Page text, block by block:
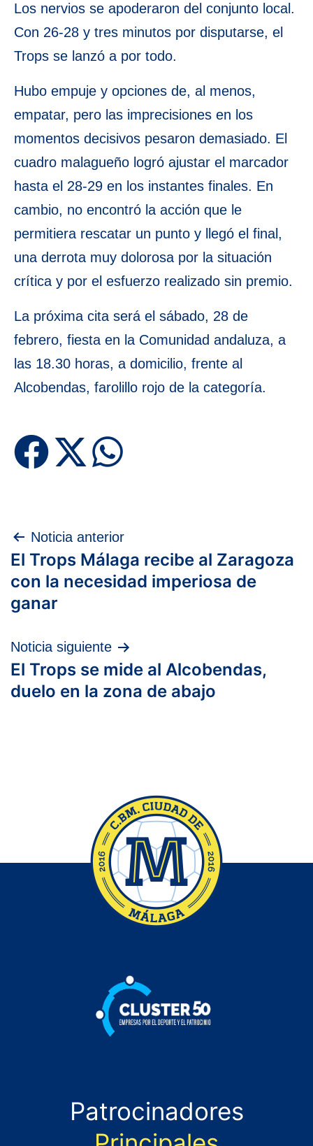
Los nervios se apoderaron del conjunto local.
Con 26-28 y tres minutos por disputarse, el
Trops se lanzó a por todo.
Hubo empuje y opciones de, al menos,
empatar, pero las imprecisiones en los
momentos decisivos pesaron demasiado. El
cuadro malagueño logró ajustar el marcador
hasta el 28-29 en los instantes finales. En
cambio, no encontró la acción que le
permitiera rescatar un punto y llegó el final,
una derrota muy dolorosa por la situación
crítica y por el esfuerzo realizado sin premio.
La próxima cita será el sábado, 28 de
febrero, fiesta en la Comunidad andaluza, a
las 18.30 horas, a domicilio, frente al
Alcobendas, farolillo rojo de la categoría.
Navegación
de
entradas
Noticia anterior
El Trops Málaga recibe al Zaragoza
con la necesidad imperiosa de
ganar
Noticia siguiente
El Trops se mide al Alcobendas,
duelo en la zona de abajo
Patrocinadores